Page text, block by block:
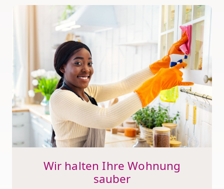
Wir halten Ihre Wohnung
sauber